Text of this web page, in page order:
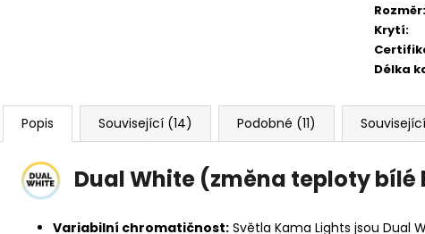
Rozměr:
Krytí:
Délka
Popis Související (14) Podobné (11)
Dual White (změna teploty
Variabilní chromatičnost: Světla Kama Lights jsou Dual